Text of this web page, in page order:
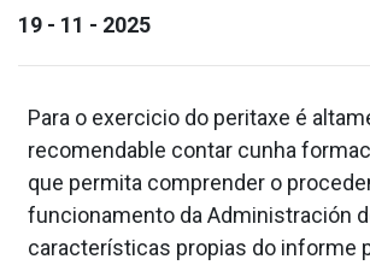
19 - 11 - 2025
Para o exercicio do peritaxe é
recomendable contar cunha
que permita comprender o
funcionamento da Administración
características propias do informe